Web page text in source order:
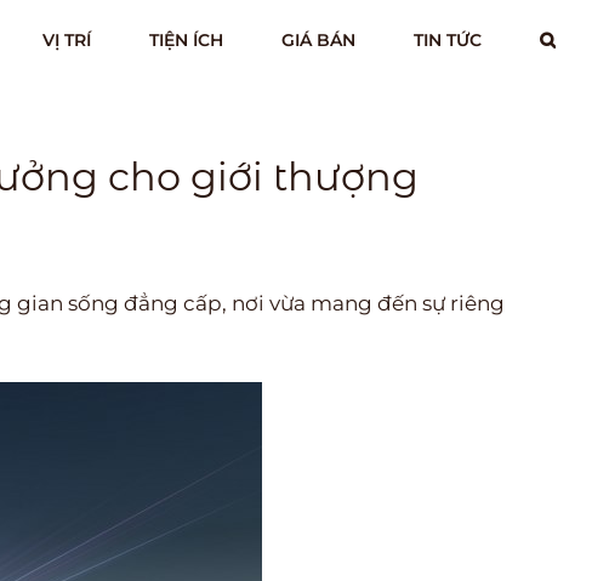
VỊ TRÍ TIỆN ÍCH GIÁ BÁN TIN TỨC
cho giới thượng
sống đẳng cấp, nơi vừa mang đến sự riêng